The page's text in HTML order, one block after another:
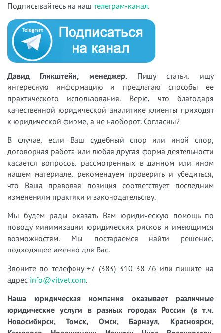
Подписывайтесь на наш телеграм-канал.
Давид Гликштейн, менеджер. Пишу статьи, ищу
интересную информацию и предлагаю способы ее
практического использования. Верю, что благодаря
качественной юридической аналитике клиенты приходят
к юридической фирме, а не наоборот. Согласны?
В случае, если Ваш судебный спор или иной спор,
договорная работа или любая другая форма деятельности
касается вопросов, рассмотренных в данном или ином
нашем материале, рекомендуем проверить и убедиться,
что Ваша правовая позиция соответствует последним
изменениям практики и законодательству.
Мы будем рады оказать Вам юридическую помощь по
поводу минимизации юридических рисков и имеющимся
возможностям. Мы постараемся найти решение,
подходящее именно для Вас.
Звоните по телефону +7 (383) 310-38-76 или пишите на
адрес info@vitvet.com.
Наша юридическая компания оказывает различные
юридические услуги в разных городах России (в т.ч.
Новосибирск, Томск, Омск, Барнаул, Красноярск,